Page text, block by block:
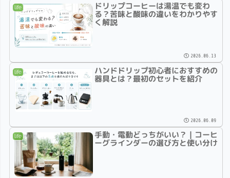
life ドリップコーヒーは湯温でも変わ
る？苦味と酸味の違いをわかりやす
く解説
2026.06.13
life ハンドドリップ初心者におすすめの
器具とは？最初のセットを紹介
2026.06.09
life 手動・電動どっちがいい？｜コーヒ
ーグラインダーの選び方と使い分け